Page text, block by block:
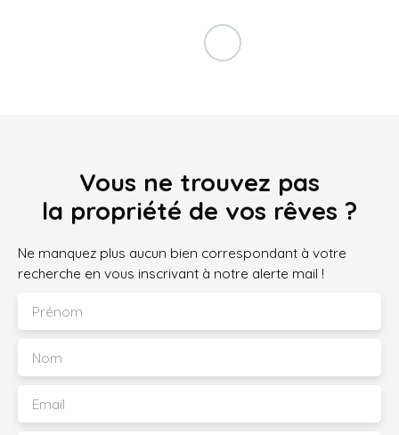
Vous ne trouvez pas
la propriété de vos rêves ?
Ne manquez plus aucun bien correspondant à votre
recherche en vous inscrivant à notre alerte mail !
Prénom
Nom
Email